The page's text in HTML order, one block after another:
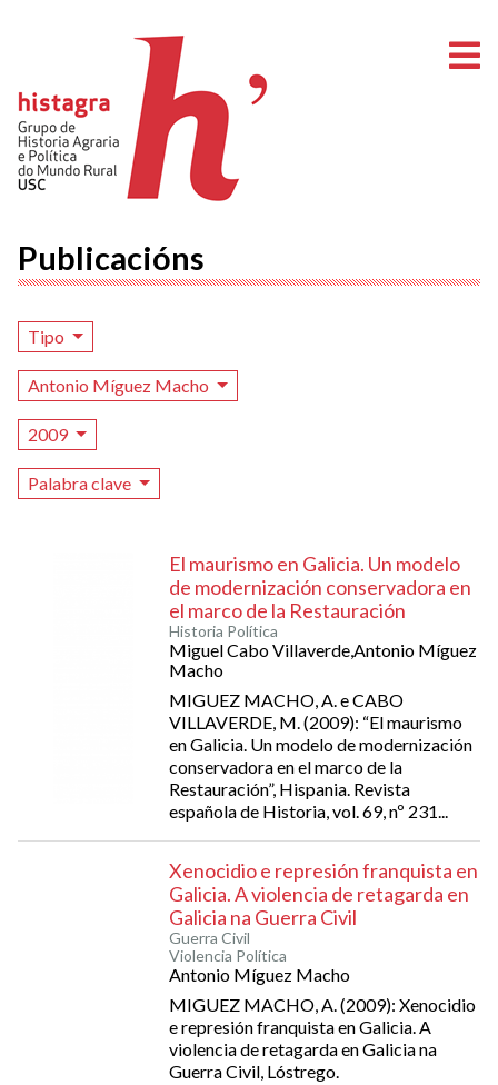
Publicacións
Tipo
Antonio Míguez Macho
2009
Palabra clave
El maurismo en Galicia. Un modelo
de modernización conservadora en
el marco de la Restauración
Historia Política
Miguel Cabo Villaverde,Antonio Míguez
Macho
MIGUEZ MACHO, A. e CABO
VILLAVERDE, M. (2009): “El maurismo
en Galicia. Un modelo de modernización
conservadora en el marco de la
Restauración”, Hispania. Revista
española de Historia, vol. 69, nº 231...
Xenocidio e represión franquista en
Galicia. A violencia de retagarda en
Galicia na Guerra Civil
Guerra Civil
Violencia Política
Antonio Míguez Macho
MIGUEZ MACHO, A. (2009): Xenocidio
e represión franquista en Galicia. A
violencia de retagarda en Galicia na
Guerra Civil, Lóstrego.